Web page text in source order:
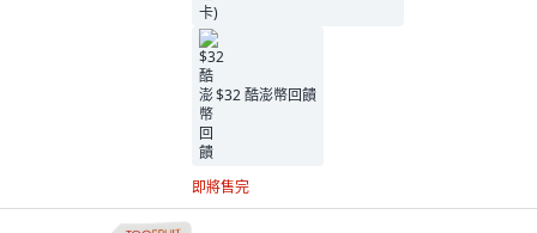
$32 酷澎幣回饋
即將售完